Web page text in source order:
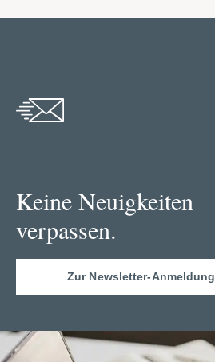
Keine Neuigkeiten
verpassen.
Zur Newsletter-Anmeldung